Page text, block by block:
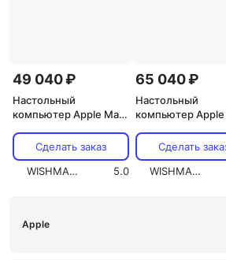
49 040 ₽
Настольный
компьютер Apple Mac
8GB RAM, 256GB SSD
(Cеребристый, 256
ГБ, 8 ГБ, MMFJ3)
Сделать заказ
WISHMASTER
5.0
65 040 ₽
Настольный
компьютер Apple
8GB RAM, 512GB
(Cеребристый,
8 ГБ, MMFK3)
Сделать
WISHMASTER
Apple